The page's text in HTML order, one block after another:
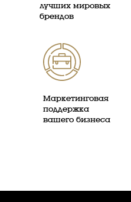
лучших мировых
брендов
Маркетинговая
поддержка
вашего бизнеса